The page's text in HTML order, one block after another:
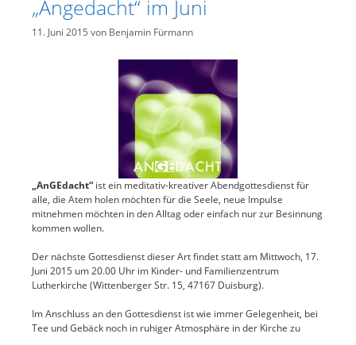
„Angedacht“ im Juni
11. Juni 2015 von Benjamin Fürmann
„AnGEdacht“ ist ein meditativ-kreativer Abendgottesdienst für
alle, die Atem holen möchten für die Seele, neue Impulse
mitnehmen möchten in den Alltag oder einfach nur zur Besinnung
kommen wollen.
Der nächste Gottesdienst dieser Art findet statt am Mittwoch, 17.
Juni 2015 um 20.00 Uhr im Kinder- und Familienzentrum
Lutherkirche (Wittenberger Str. 15, 47167 Duisburg).
Im Anschluss an den Gottesdienst ist wie immer Gelegenheit, bei
Tee und Gebäck noch in ruhiger Atmosphäre in der Kirche zu